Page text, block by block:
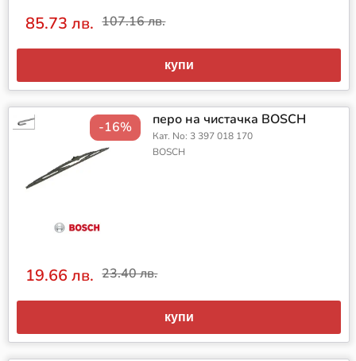
85.73 лв. 107.16 лв.
купи
-16% перо на чистачка BOSCH
Кат. No: 3 397 018 170
BOSCH
19.66 лв. 23.40 лв.
купи